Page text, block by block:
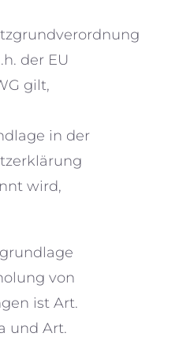
der EU
gilt,
in der
wird,
von
ist Art.
und Art.